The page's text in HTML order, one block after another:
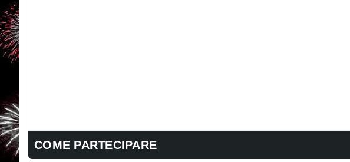
COME PARTECIPARE